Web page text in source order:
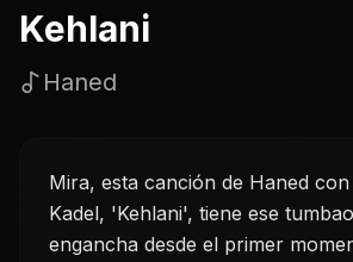
Kehlani
Haned
Mira, esta canción de Haned
Kadel, 'Kehlani', tiene ese
engancha desde el primer